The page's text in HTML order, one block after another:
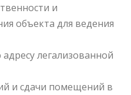
и
объекта для ведения
легализованной
и сдачи помещений в